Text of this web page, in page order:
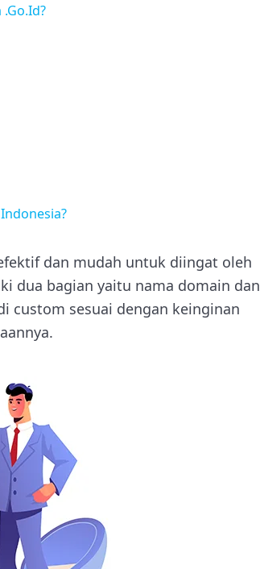
dan mudah untuk diingat oleh
dua bagian yaitu nama domain dan
custom sesuai dengan keinginan